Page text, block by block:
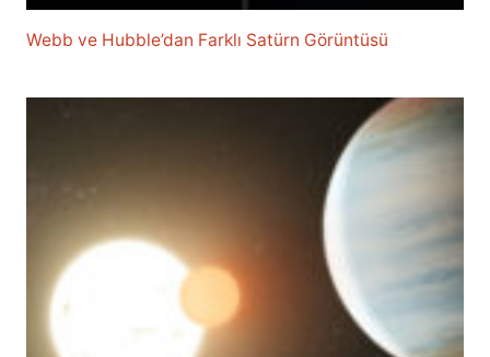
Webb ve Hubble’dan Farklı Satürn Görüntüsü